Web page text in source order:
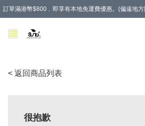
訂單滿港幣$800﹐即享有本地免運費優惠。(偏遠地
< 返回商品列表
很抱歉